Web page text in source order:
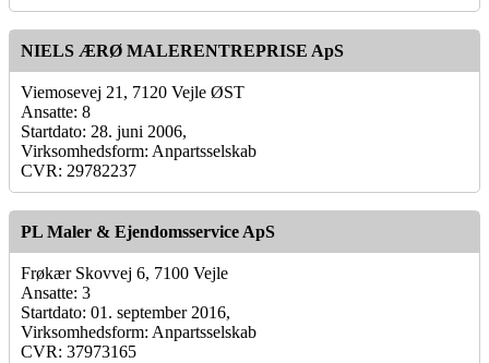
NIELS ÆRØ MALERENTREPRISE ApS
Viemosevej 21, 7120 Vejle ØST
Ansatte: 8
Startdato: 28. juni 2006,
Virksomhedsform: Anpartsselskab
CVR: 29782237
PL Maler & Ejendomsservice ApS
Frøkær Skovvej 6, 7100 Vejle
Ansatte: 3
Startdato: 01. september 2016,
Virksomhedsform: Anpartsselskab
CVR: 37973165